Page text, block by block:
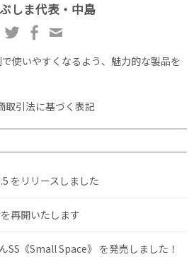
しま代表・中島
使いやすくなるよう、魅力的な製品を
取引法に基づく表記
をリリースしました
再開いたします
SS《Small Space》 を発売しました！